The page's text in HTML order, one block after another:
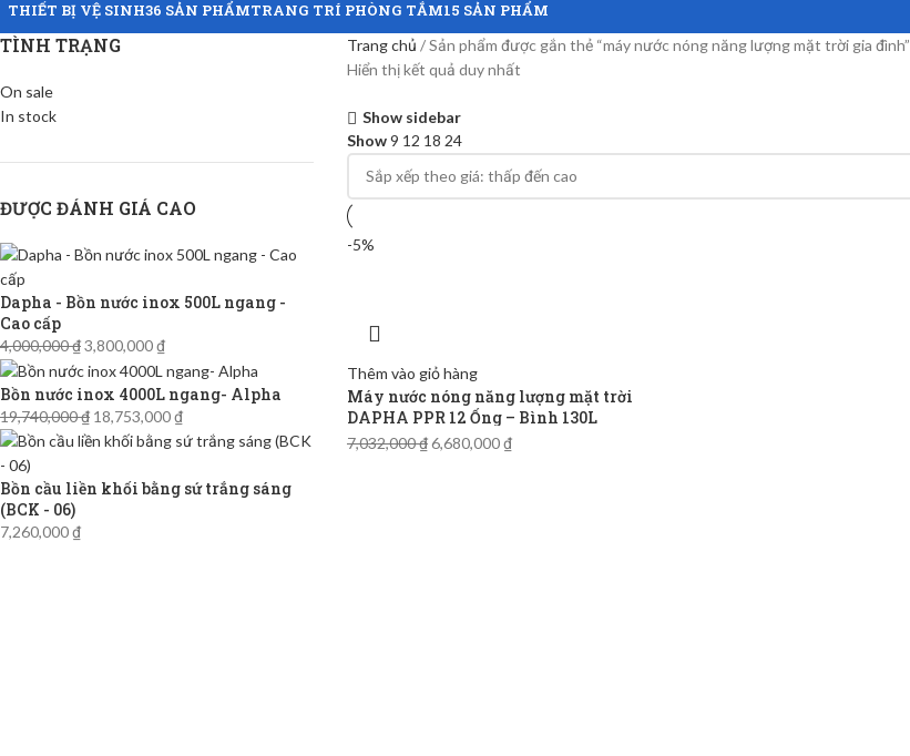
THIẾT BỊ VỆ SINH36 SẢN PHẨMTRANG TRÍ PHÒNG TẮM15 SẢN PHẨM
TÌNH TRẠNG
On sale
In stock
ĐƯỢC ĐÁNH GIÁ CAO
Dapha - Bồn nước inox 500L ngang -
Cao cấp
4,000,000₫3,800,000₫
Bồn nước inox 4000L ngang- Alpha
19,740,000₫ 18,753,000₫
Bồn cầu liền khối bằng sứ trắng sáng
(BCK - 06)
7,260,000₫
Trang chủ
Sản phẩm được gắn thẻ “máy nước nóng năng lượng mặt trời gia đình”
Hiển thị kết quả duy nhất
Show sidebar
Show9 12 18 24
-5%
Thêm vào giỏ hàng
Máy nước nóng năng lượng mặt trời
DAPHA PPR 12 Ống – Bình 130L
7,032,000₫6,680,000₫